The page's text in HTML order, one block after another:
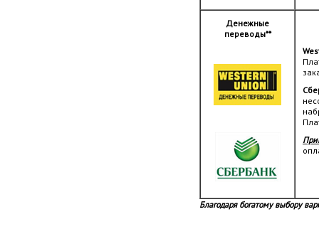
Денежные
переводы**
Благодаря богатому выбору